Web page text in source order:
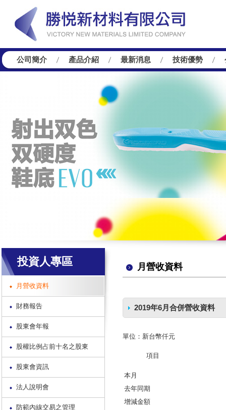
公司簡介 產品介紹 最新消息 技術優勢
投資人專區
月營收資料
財務報告
股東會年報
股權比例占前十名之股東
股東會資訊
法人說明會
防範內線交易之管理
月營收資料
2019年6月合併營收資料
單位：新台幣仟元
項目
本月
去年同期
增減金額